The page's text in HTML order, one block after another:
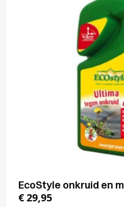
EcoStyle onkruid en
€29,95